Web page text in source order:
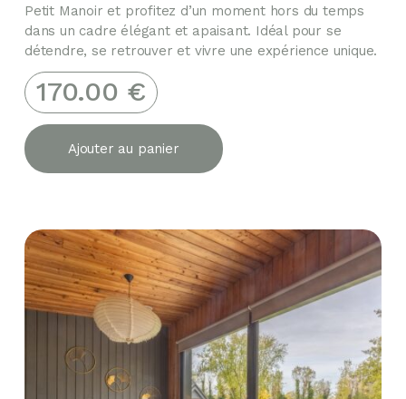
Petit Manoir et profitez d’un moment hors du temps
dans un cadre élégant et apaisant. Idéal pour se
détendre, se retrouver et vivre une expérience unique.
170.00 €
Ajouter au panier